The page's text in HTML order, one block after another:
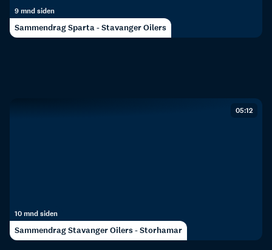
9 mnd siden
Sammendrag Sparta - Stavanger Oilers
05:12
10 mnd siden
Sammendrag Stavanger Oilers - Storhamar